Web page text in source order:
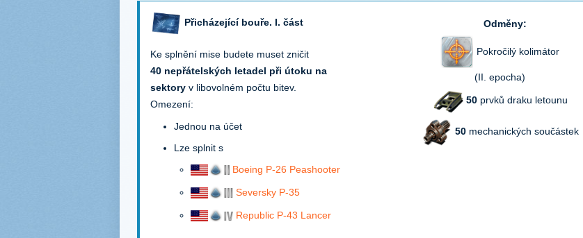
Přicházející bouře. I. část Odměny:
Pokročilý kolimátor
(II. epocha)
50 prvků draku letounu
50 mechanických součástek
Ke splnění mise budete muset zničit
40 nepřátelských letadel při útoku na
sektory v libovolném počtu bitev.
Omezení:
Jednou na účet
Lze splnit s
Boeing P-26 Peashooter
Seversky P-35
Republic P-43 Lancer